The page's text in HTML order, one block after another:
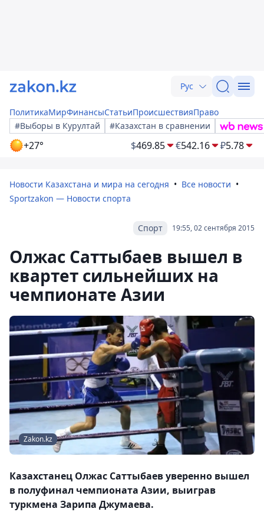
Рус
ПолитикаМирФинансыСтатьиПроисшествияПраво
#Выборы в Курултай
#Казахстан в сравнении
+27° $469.85 €542.16 ₽5.78
Новости Казахстана и мира на сегодня
Все новости
Sportzakon — Новости спорта
19:55, 02 сентября 2015
Спорт
Олжас Саттыбаев вышел в
квартет сильнейших на
чемпионате Азии
Zakon.kz
Казахстанец Олжас Саттыбаев уверенно вышел
в полуфинал чемпионата Азии, выиграв
туркмена Зарипа Джумаева.